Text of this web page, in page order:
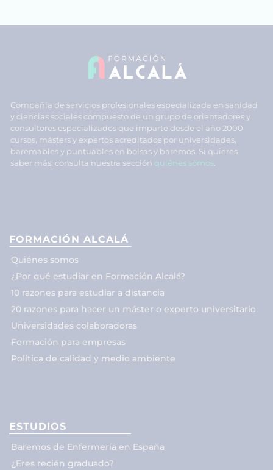
Compañía de servicios profesionales especializada en sanidad
y ciencias sociales compuesto de un grupo de orientadores y
consultores especializados que imparte desde el año 2000
cursos, másters y expertos acreditados por universidades,
baremables y puntuables en bolsas y baremos. Si quieres
saber más, consulta nuestra sección quiénes somos.
FORMACIÓN ALCALÁ
Quiénes somos
¿Por qué estudiar en Formación Alcalá?
10 razones para estudiar a distancia
20 razones para hacer un máster o experto universitario
Universidades colaboradoras
Formación para empresas
Política de calidad y medio ambiente
ESTUDIOS
Baremos de Enfermería en España
¿Eres recién graduado?